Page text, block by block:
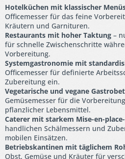
Hotelküchen mit klassischer
Officemesser für das feine
Kräutern und Garnituren.
Restaurants mit hoher Taktung –
für schnelle Zwischenschritte
Vorbereitung.
Systemgastronomie mit
Officemesser für definierte
Zubereitung ein.
Vegetarische und vegane
Gemüsemesser für die
pflanzlicher Lebensmittel.
Caterer mit starkem Mise-en-
handlichen Schälmessern und
mobilen Einsätzen.
Betriebskantinen mit täglichem
Obst, Gemüse und Kräuter für